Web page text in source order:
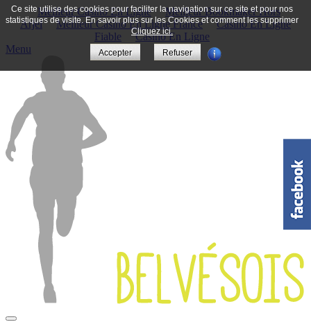
Meilleur Casino En Ligne
Meilleur Bookmaker Hors
Arjel
Meilleur Casino En Ligne France
Casino En Ligne
Fiable
Casino En Ligne
Menu
Ce site utilise des cookies pour faciliter la navigation sur ce site et pour nos
statistiques de visite. En savoir plus sur les Cookies et comment les supprimer
Cliquez ici.
Accepter Refuser